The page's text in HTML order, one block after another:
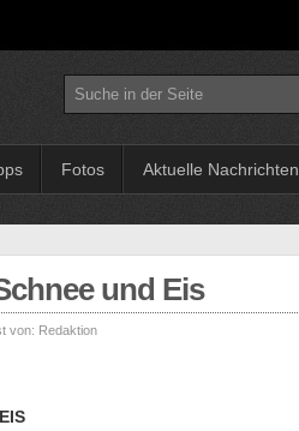
Fotos Aktuelle Nachrichten
und Eis
von: Redaktion